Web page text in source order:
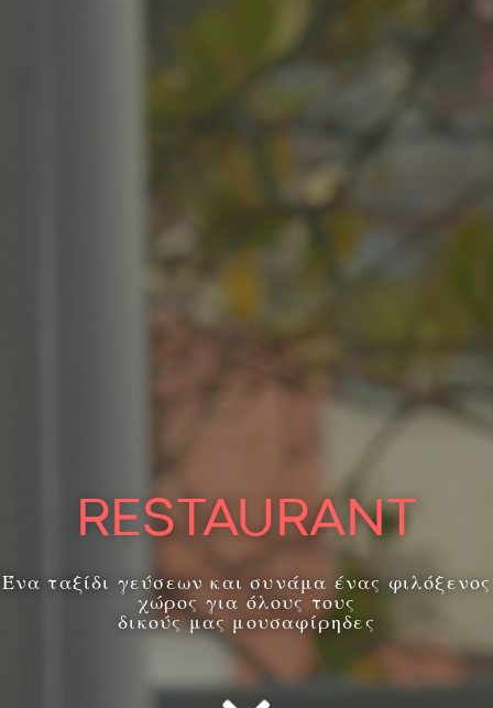
RESTAURANT
Ένα ταξίδι γεύσεων και συνάμα ένας φιλόξενος
χώρος για όλους τους
δικούς μας μουσαφίρηδες